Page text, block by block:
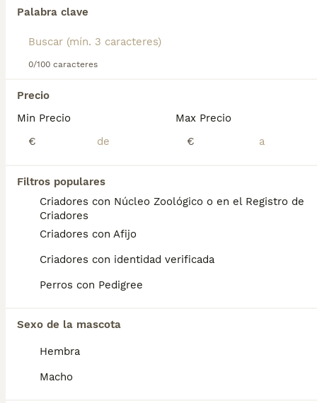
Palabra clave
0/100 caracteres
Precio
Min Precio
€
Max Precio
€
Filtros populares
Criadores con Núcleo Zoológico o en el Registro de
Criadores
Criadores con Afijo
Criadores con identidad verificada
Perros con Pedigree
Sexo de la mascota
Hembra
Macho
opción como perros de compañía.
Lee nuestra página de consejos de compra de Cocker
Spaniel Americano
para obtener información sobre esta
raza de perro.
Encontramos 0 Cocker Spaniel Americano
Perros en adopcion en Canarias.
Guardar búsqueda
Preguntas frecuentes
¿Cuánto cuesta un cachorro
de Cocker Spaniel
Americano?
El coste medio de un cachorro de Cocker
aproximadamente 911€, aunque los precios
pedigrí, la reputación del criador y la